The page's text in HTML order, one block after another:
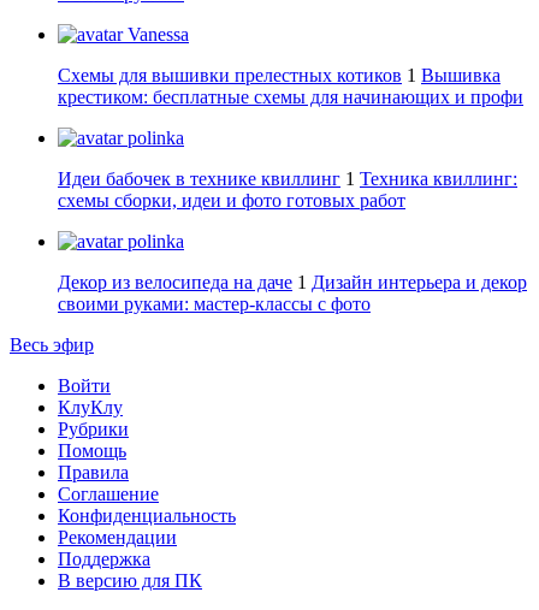
Vanessa
Схемы для вышивки прелестных котиков 1 Вышивка
крестиком: бесплатные схемы для начинающих и профи
polinka
Идеи бабочек в технике квиллинг 1 Техника квиллинг:
схемы сборки, идеи и фото готовых работ
polinka
Декор из велосипеда на даче 1 Дизайн интерьера и декор
своими руками: мастер-классы с фото
Весь эфир
Войти
КлуКлу
Рубрики
Помощь
Правила
Соглашение
Конфиденциальность
Рекомендации
Поддержка
В версию для ПК